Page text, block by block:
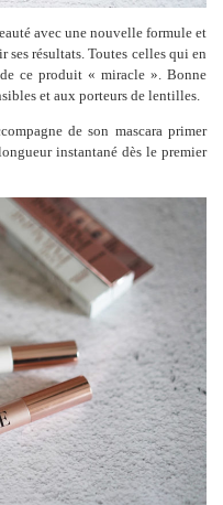
avec une nouvelle formule et
ses résultats. Toutes celles qui en
ce produit « miracle ». Bonne
et aux porteurs de lentilles.
de son mascara primer
instantané dès le premier